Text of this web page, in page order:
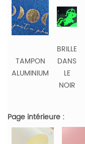
TAMPON
ALUMINIUM
BRILLE
DANS
LE
NOIR
Page intérieure :